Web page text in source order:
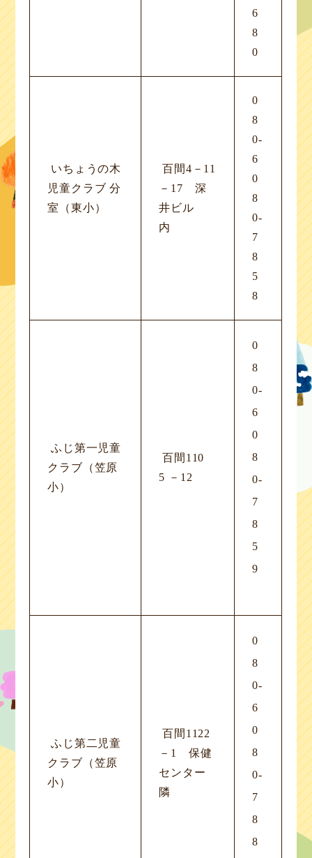
6
8
0
いちょうの木
児童クラブ 分
室（東小）
百間4－11
－17 深
井ビル
内
0
8
0-
6
0
8
0-
7
8
5
8
ふじ第一児童
クラブ（笠原
小）
百間110
5 －12
0
8
0-
6
0
8
0-
7
8
5
9
ふじ第二児童
クラブ（笠原
小）
百間1122
－1 保健
センター
隣
0
8
0-
6
0
8
0-
7
8
8